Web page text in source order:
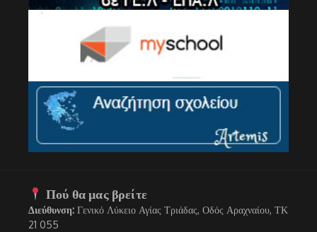
Πού θα μας βρείτε
Διεύθυνση: Γενικό Λύκειο Αγίας Τριάδας, Οδός Αραχναίου, ΤΚ
21 055